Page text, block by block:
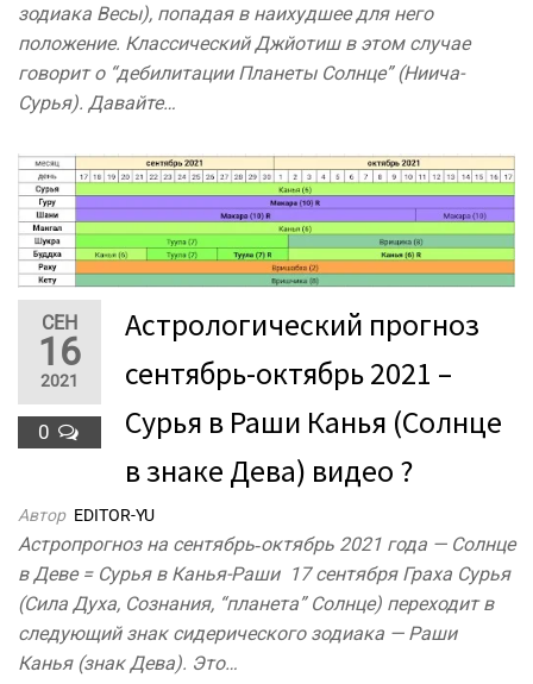
зодиака Весы), попадая в наихудшее для него
положение. Классический Джйотиш в этом случае
говорит о “дебилитации Планеты Солнце” (Ниича-
Сурья). Давайте…
СЕН
16
2021
0
Астрологический прогноз
сентябрь-октябрь 2021 –
Сурья в Раши Канья (Солнце
в знаке Дева) видео ?
Автор EDITOR-YU
Астропрогноз на сентябрь‐октябрь 2021 года — Солнце
в Деве = Сурья в Канья-Раши 17 сентября Граха Сурья
(Сила Духа, Сознания, “планета” Солнце) переходит в
следующий знак сидерического зодиака — Раши
Канья (знак Дева). Это…